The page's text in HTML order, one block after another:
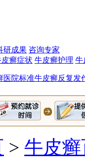
研成果 咨询专家
皮癣症状 牛皮癣护理 牛
医院标准牛皮癣反复发
> 牛皮